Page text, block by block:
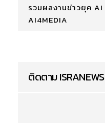
รวมผลงานข่าวยุค
AI4MEDIA
ติดตาม ISRANEWS